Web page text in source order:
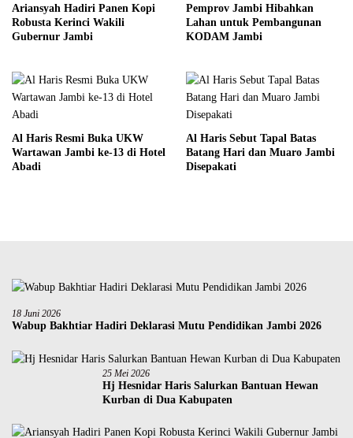
Ariansyah Hadiri Panen Kopi
Robusta Kerinci Wakili
Gubernur Jambi
Pemprov Jambi Hibahkan
Lahan untuk Pembangunan
KODAM Jambi
Al Haris Resmi Buka UKW
Wartawan Jambi ke-13 di Hotel
Abadi
Al Haris Sebut Tapal Batas
Batang Hari dan Muaro Jambi
Disepakati
18 Juni 2026
Wabup Bakhtiar Hadiri Deklarasi Mutu Pendidikan Jambi 2026
25 Mei 2026
Hj Hesnidar Haris Salurkan Bantuan Hewan
Kurban di Dua Kabupaten